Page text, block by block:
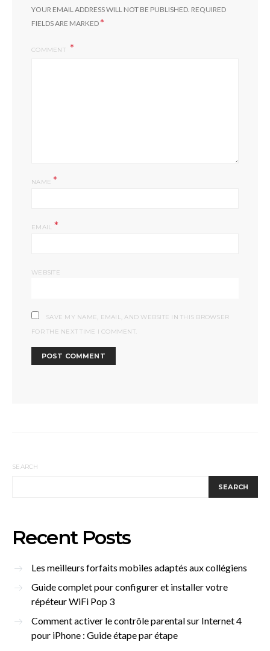
YOUR EMAIL ADDRESS WILL NOT BE PUBLISHED. REQUIRED
FIELDS ARE MARKED*
COMMENT
NAME*
EMAIL *
WEBSITE
SAVE MY NAME, EMAIL, AND WEBSITE IN THIS BROWSER
FOR THE NEXT TIME I COMMENT.
SEARCH
SEARCH
Recent Posts
Les meilleurs forfaits mobiles adaptés aux collégiens
Guide complet pour configurer et installer votre
répéteur WiFi Pop 3
Comment activer le contrôle parental sur Internet 4
pour iPhone : Guide étape par étape